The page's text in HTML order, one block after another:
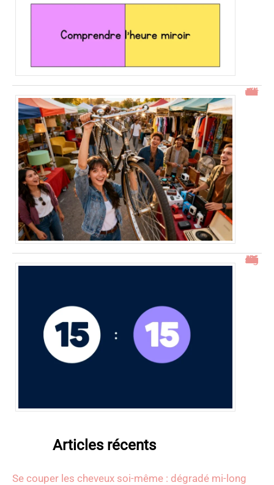
Gtrouve : Les Meilleures Annonces Gratuites à Découvrir
15h15 signification : découverte de l’heure miroir
Articles récents
Se couper les cheveux soi-même : dégradé mi-long